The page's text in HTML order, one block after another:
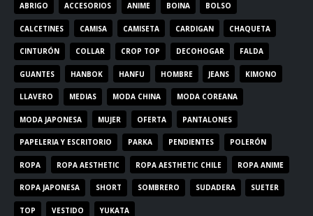
ABRIGO ACCESORIOS ANIME BOINA BOLSO
CALCETINES CAMISA CAMISETA CARDIGAN CHAQUETA
CINTURÓN COLLAR CROP TOP DECOHOGAR FALDA
GUANTES HANBOK HANFU HOMBRE JEANS KIMONO
LLAVERO MEDIAS MODA CHINA MODA COREANA
MODA JAPONESA MUJER OFERTA PANTALONES
PAPELERIA Y ESCRITORIO PARKA PENDIENTES POLERÓN
ROPA ROPA AESTHETIC ROPA AESTHETIC CHILE ROPA ANIME
ROPA JAPONESA SHORT SOMBRERO SUDADERA SUETER
TOP VESTIDO YUKATA